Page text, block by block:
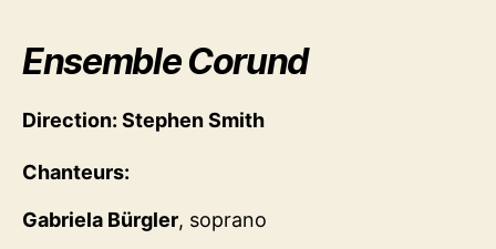
Ensemble Corund
Direction: Stephen Smith
Chanteurs:
Gabriela Bürgler, soprano